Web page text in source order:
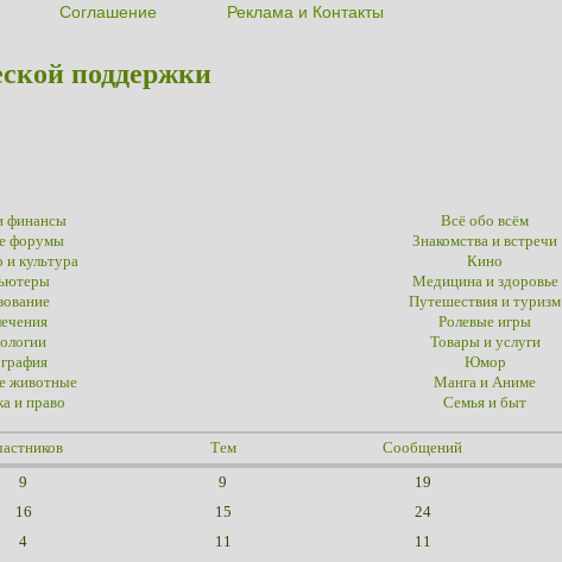
Соглашение Реклама и Контакты
поддержки
финансы
Всё обо всём
форумы
Знакомства и встречи
и культура
Кино
Медицина и здоровье
Путешествия и туризм
Ролевые игры
Товары и услуги
Юмор
животные
Манга и Аниме
и право Семья и быт
Тем Сообщений
9 9 19
16 15 24
4 11 11